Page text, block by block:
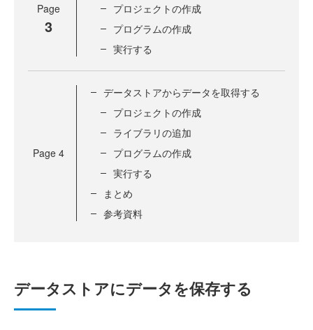
Page
3
プロジェクトの作成
プログラムの作成
実行する
Page 4
データストアからデータを取得する
プロジェクトの作成
ライブラリの追加
プログラムの作成
実行する
まとめ
参考資料
データストアにデータを保存する